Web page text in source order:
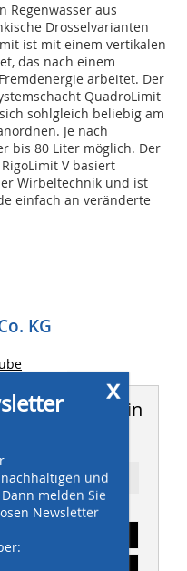
Regenwasser aus
Drosselvarianten
ist mit einem vertikalen
das nach einem
arbeitet. Der
QuadroLimit
sohlgleich beliebig am
Je nach
bis 80 Liter möglich. Der
V basiert
Wirbeltechnik und ist
einfach an veränderte
KG
erschien in
TIEFBAU
x
und
melden Sie
Newsletter